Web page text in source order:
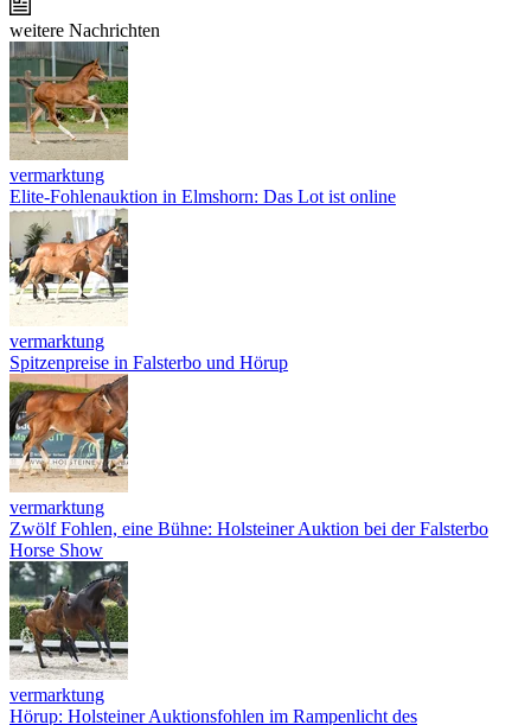
weitere Nachrichten
vermarktung
Elite-Fohlenauktion in Elmshorn: Das Lot ist online
vermarktung
Spitzenpreise in Falsterbo und Hörup
vermarktung
Zwölf Fohlen, eine Bühne: Holsteiner Auktion bei der Falsterbo
Horse Show
vermarktung
Hörup: Holsteiner Auktionsfohlen im Rampenlicht des